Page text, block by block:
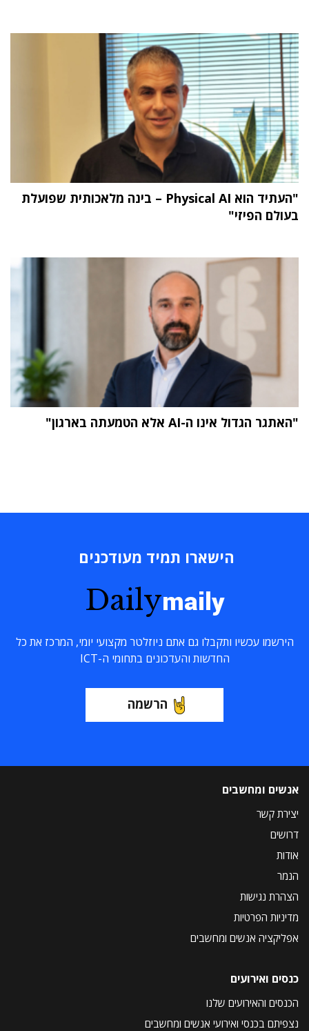
"העתיד הוא Physical AI – בינה מלאכותית שפועלת
בעולם הפיזי"
"האתגר הגדול אינו ה-AI אלא הטמעתה בארגון"
הישארו תמיד מעודכנים
Dailymaily
הירשמו עכשיו ותקבלו גם אתם ניוזלטר מקצועי יומי, המרכז את כל
החדשות והעדכונים בתחומי ה-ICT
הרשמה
אנשים ומחשבים
יצירת קשר
דרושים
אודות
הנמר
הצהרת נגישות
מדיניות הפרטיות
אפליקציה אנשים ומחשבים
כנסים ואירועים
הכנסים והאירועים שלנו
נצפיתם בכנסי ואירועי אנשים ומחשבים